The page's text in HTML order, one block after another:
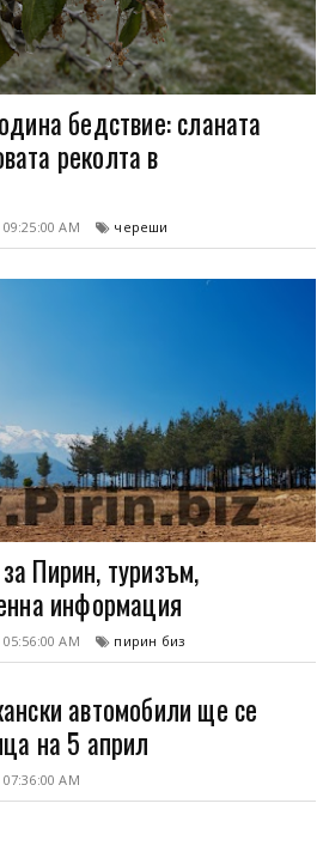
бедствие: сланата
реколта в
AM череши
Пирин, туризъм,
информация
AM пирин биз
автомобили ще се
на 5 април
AM